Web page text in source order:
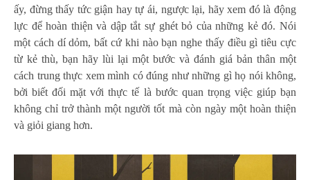
ấy, đừng thấy tức giận hay tự ái, ngược lại, hãy xem đó là động
lực để hoàn thiện và dập tắt sự ghét bỏ của những kẻ đó. Nói
một cách dí dỏm, bất cứ khi nào bạn nghe thấy điều gì tiêu cực
từ kẻ thù, bạn hãy lùi lại một bước và đánh giá bản thân một
cách trung thực xem mình có đúng như những gì họ nói không,
bởi biết đối mặt với thực tế là bước quan trọng việc giúp bạn
không chỉ trở thành một người tốt mà còn ngày một hoàn thiện
và giỏi giang hơn.